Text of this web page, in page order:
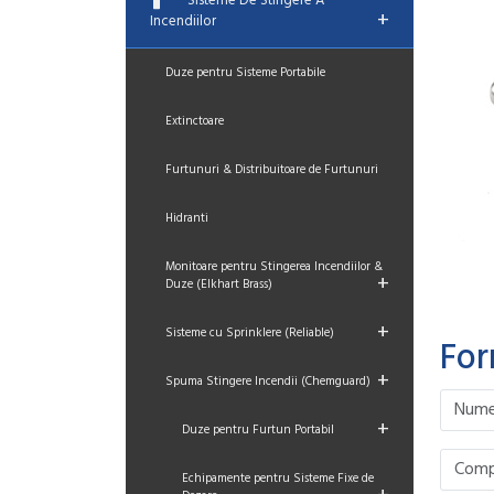
Incendiilor
+
Duze pentru Sisteme Portabile
Extinctoare
Furtunuri & Distribuitoare de Furtunuri
Hidranti
Monitoare pentru Stingerea Incendiilor &
Duze (Elkhart Brass)
+
Sisteme cu Sprinklere (Reliable) +
Spuma Stingere Incendii (Chemguard) +
Duze pentru Furtun Portabil +
Echipamente pentru Sisteme Fixe de
Please
Please
Please
Please